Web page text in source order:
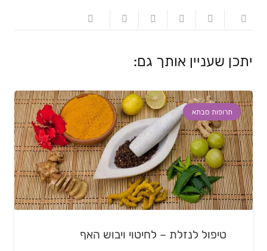
יתכן שעניין אותך גם:
תרופות סבתא
טיפול לנזלת – לחיטוי ויבוש האף